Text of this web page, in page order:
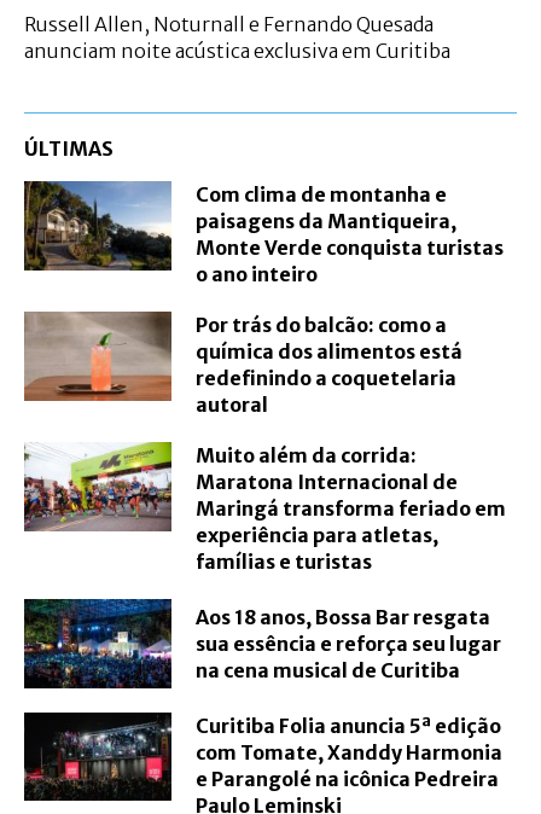
Russell Allen, Noturnall e Fernando Quesada
anunciam noite acústica exclusiva em Curitiba
ÚLTIMAS
Com clima de montanha e
paisagens da Mantiqueira,
Monte Verde conquista turistas
o ano inteiro
Por trás do balcão: como a
química dos alimentos está
redefinindo a coquetelaria
autoral
Muito além da corrida:
Maratona Internacional de
Maringá transforma feriado em
experiência para atletas,
famílias e turistas
Aos 18 anos, Bossa Bar resgata
sua essência e reforça seu lugar
na cena musical de Curitiba
Curitiba Folia anuncia 5ª edição
com Tomate, Xanddy Harmonia
e Parangolé na icônica Pedreira
Paulo Leminski